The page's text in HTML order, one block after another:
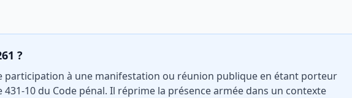
?
participation à une manifestation ou réunion publique en étant porteur
10 du Code pénal. Il réprime la présence armée dans un contexte